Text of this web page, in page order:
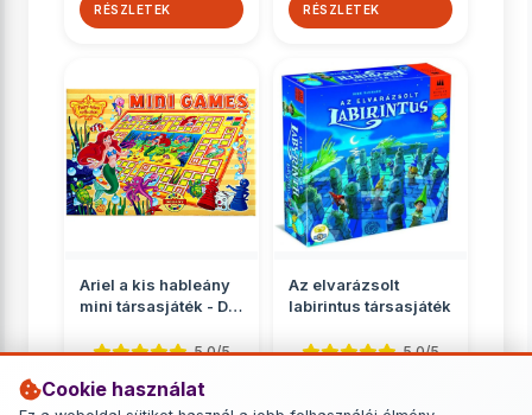
Cookie használat
RÉSZLETEK RÉSZLETEK
Ariel a kis hableány
mini társasjáték - D-
5.0/5
Gyerekeknek
Az elvarázsolt
labirintus társasjáték
5.0/5